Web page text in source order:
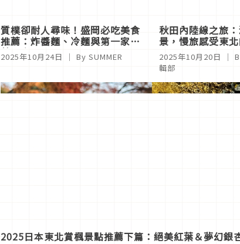
質樸卻耐人尋味！盛岡必吃美食
推薦：炸醬麵、冷麵與第一家茶
葉專賣店
2025年10月24日 ｜ By SUMMER
秋田內陸線之旅
景，慢旅感受東
2025年10月20日 ｜
輯部
2025日本東北賞楓景點推薦下篇：絕美紅葉＆夢幻銀